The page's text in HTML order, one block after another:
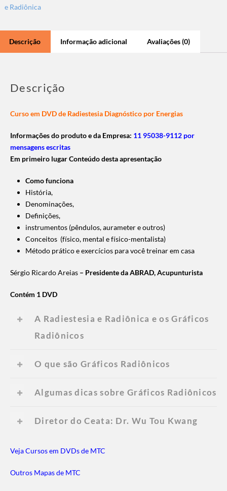
e Radiônica
Descrição Informação adicional Avaliações (0)
Descrição
Curso em DVD de Radiestesia Diagnóstico por Energias
Informações do produto e da Empresa: 11 95038-9112 por
mensagens escritas
Em primeiro lugar Conteúdo desta apresentação
Como funciona
História,
Denominações,
Definições,
instrumentos (pêndulos, aurameter e outros)
Conceitos (físico, mental e físico-mentalista)
Método prático e exercícios para você treinar em casa
Sérgio Ricardo Areias – Presidente da ABRAD, Acupunturista
Contém 1 DVD
A Radiestesia e Radiônica e os Gráficos
Radiônicos
O que são Gráficos Radiônicos
Algumas dicas sobre Gráficos Radiônicos
Diretor do Ceata: Dr. Wu Tou Kwang
Veja Cursos em DVDs de MTC
Outros Mapas de MTC